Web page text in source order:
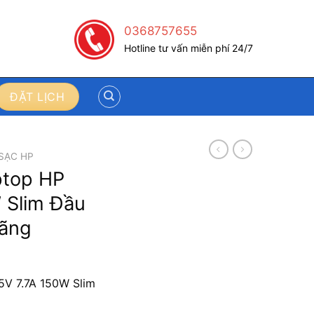
0368757655
Hotline tư vấn miễn phí 24/7
ĐẶT LỊCH
HP
HP
Slim Đầu
7.7A 150W Slim